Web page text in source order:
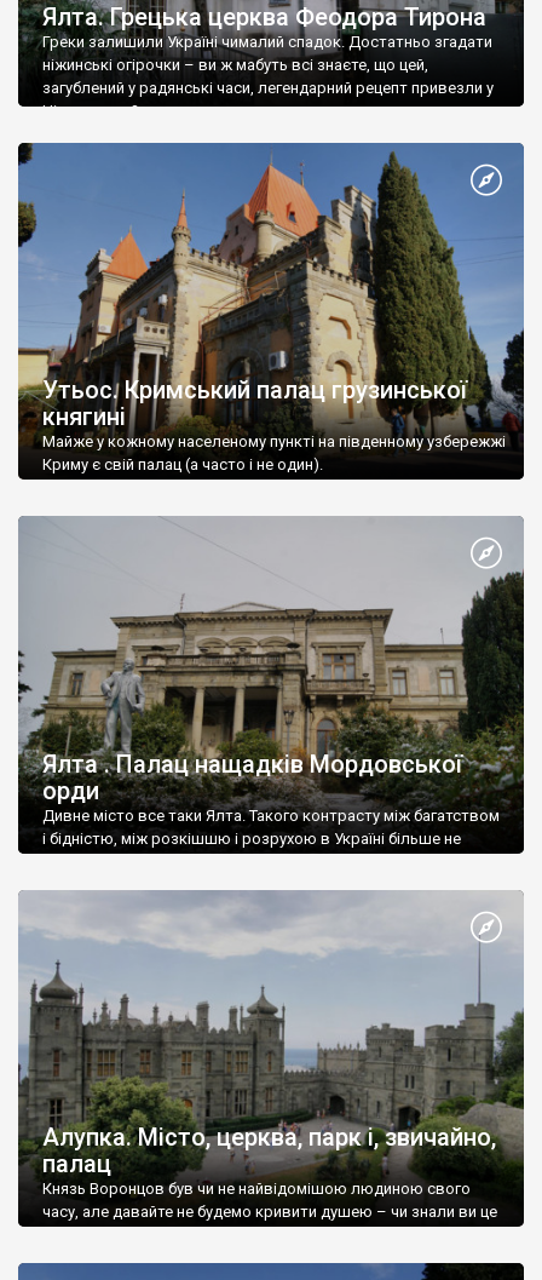
Ялта. Грецька церква Феодора Тирона
Греки залишили Україні чималий спадок. Достатньо згадати
ніжинські огірочки – ви ж мабуть всі знаєте, що цей,
загублений у радянські часи, легендарний рецепт привезли у
Ніжин греки?
Утьос. Кримський палац грузинської
княгині
Майже у кожному населеному пункті на південному узбережжі
Криму є свій палац (а часто і не один).
Ялта . Палац нащадків Мордовської
орди
Дивне місто все таки Ялта. Такого контрасту між багатством
і бідністю, між розкішшю і розрухою в Україні більше не
Алупка. Місто, церква, парк і, звичайно,
палац
Князь Воронцов був чи не найвідомішою людиною свого
часу, але давайте не будемо кривити душею – чи знали ви це